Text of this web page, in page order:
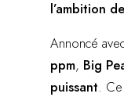
l’ambition
Annoncé
ppm, Big
puissant.